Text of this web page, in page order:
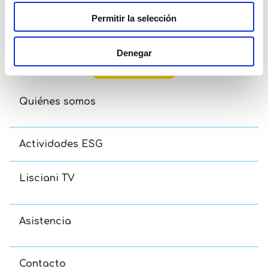
Permitir la selección
Denegar
Disney Eco-Puzzle Df Mini 48 Toy Story 5
Read more
Quiénes somos
Actividades ESG
Lisciani TV
Asistencia
Contacto